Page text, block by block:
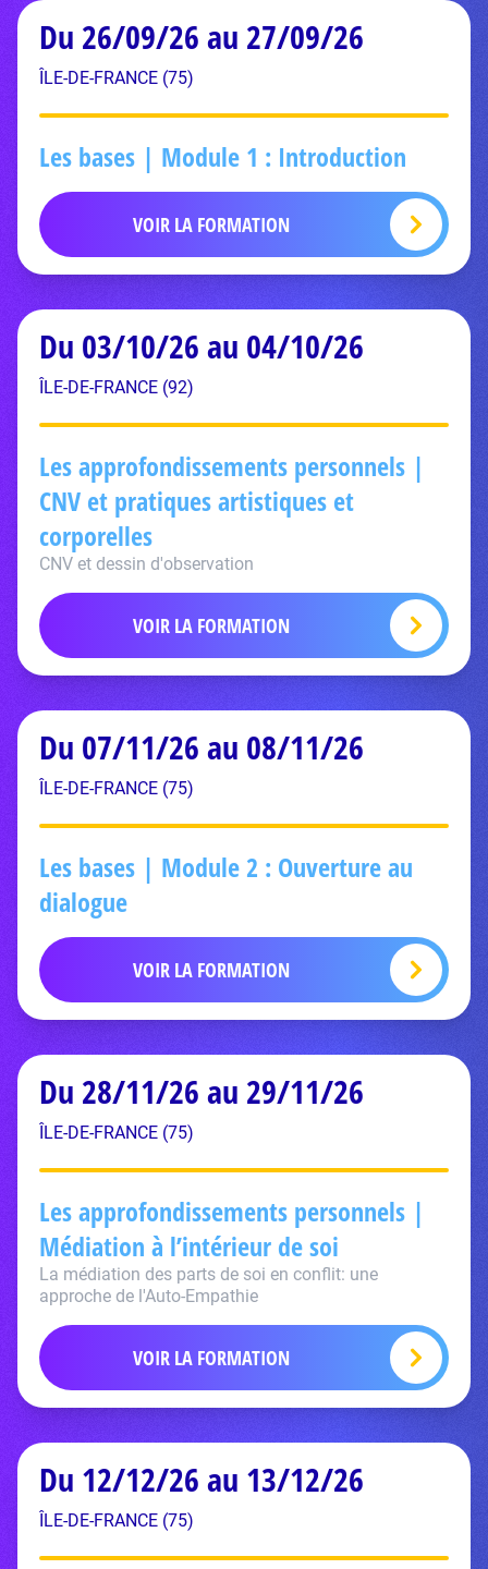
Du 26/09/26 au 27/09/26
ÎLE-DE-FRANCE (75)
Les bases | Module 1 : Introduction
VOIR LA FORMATION
Du 03/10/26 au 04/10/26
ÎLE-DE-FRANCE (92)
Les approfondissements personnels |
CNV et pratiques artistiques et
corporelles
CNV et dessin d'observation
VOIR LA FORMATION
Du 07/11/26 au 08/11/26
ÎLE-DE-FRANCE (75)
Les bases | Module 2 : Ouverture au
dialogue
VOIR LA FORMATION
Du 28/11/26 au 29/11/26
ÎLE-DE-FRANCE (75)
Les approfondissements personnels |
Médiation à l’intérieur de soi
La médiation des parts de soi en conflit: une
approche de l'Auto-Empathie
VOIR LA FORMATION
Du 12/12/26 au 13/12/26
ÎLE-DE-FRANCE (75)